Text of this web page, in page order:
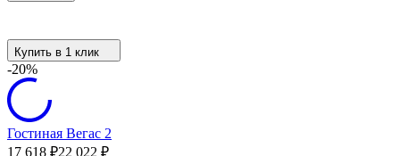
Купить в 1 клик
-20%
Гостиная Вегас 2
17 618 ₽22 022 ₽